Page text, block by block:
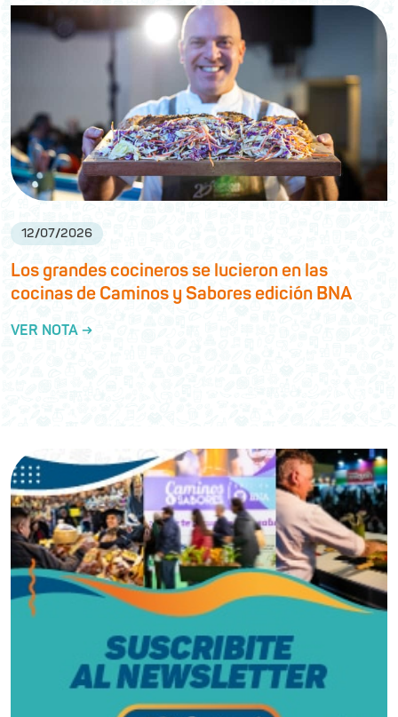
12/07/2026
Los grandes cocineros se lucieron en las
cocinas de Caminos y Sabores edición BNA
VER NOTA →